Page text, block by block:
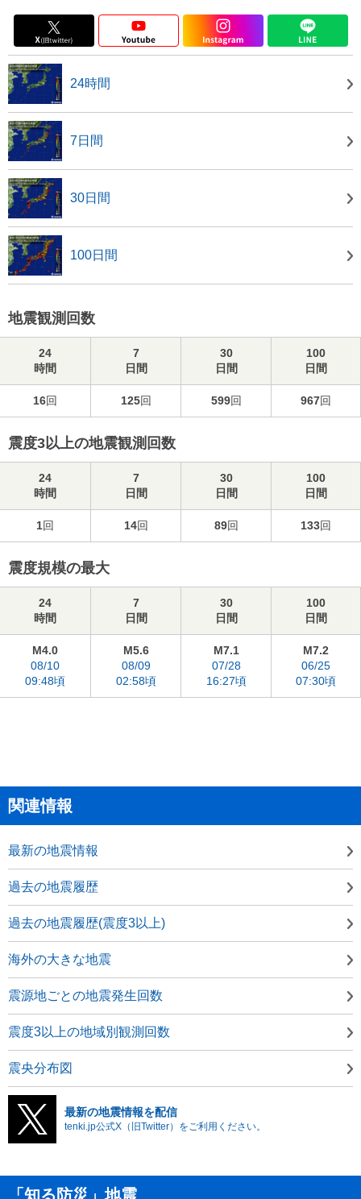
24時間
7日間
30日間
100日間
地震観測回数
24
時間
7
日間
30
日間
100
日間
16回 125回 599回 967回
震度3以上の地震観測回数
24
時間
7
日間
30
日間
100
日間
1回 14回 89回 133回
震度規模の最大
24
時間
7
日間
30
日間
100
日間
M4.0
08/10
09:48頃
M5.6
08/09
02:58頃
M7.1
07/28
16:27頃
M7.2
06/25
07:30頃
関連情報
最新の地震情報
過去の地震履歴
過去の地震履歴(震度3以上)
海外の大きな地震
震源地ごとの地震発生回数
震度3以上の地域別観測回数
震央分布図
最新の地震情報を配信
tenki.jp公式X（旧Twitter）をご利用ください。
「知る防災」地震